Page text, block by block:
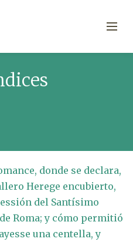
donde se declara,
Herege encubierto,
del Santísimo
Roma; y cómo permitió
una centella, y